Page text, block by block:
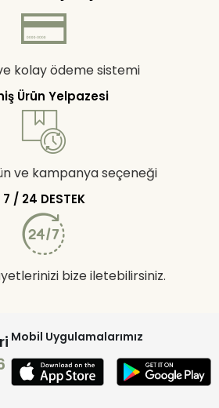
kolay ödeme sistemi
Ürün Yelpazesi
ve kampanya seçeneği
7 / 24 DESTEK
bize iletebilirsiniz.
Mobil Uygulamalarımız